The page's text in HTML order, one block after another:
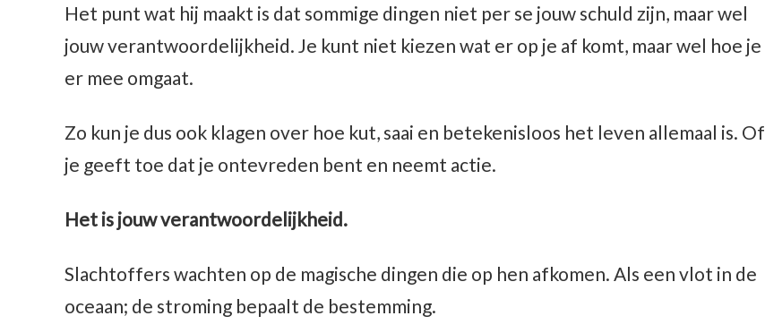
Het punt wat hij maakt is dat sommige dingen niet per se jouw schuld zijn, maar wel
jouw verantwoordelijkheid. Je kunt niet kiezen wat er op je af komt, maar wel hoe je
er mee omgaat.
Zo kun je dus ook klagen over hoe kut, saai en betekenisloos het leven allemaal is. Of
je geeft toe dat je ontevreden bent en neemt actie.
Het is jouw verantwoordelijkheid.
Slachtoffers wachten op de magische dingen die op hen afkomen. Als een vlot in de
oceaan; de stroming bepaalt de bestemming.